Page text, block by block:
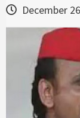
December